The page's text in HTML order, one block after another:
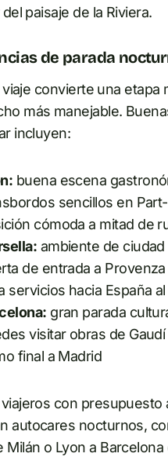
paisaje de la Riviera.
de parada
viaje convierte una etapa
más manejable.
incluyen:
buena escena
sencillos en
cómoda a mitad de
ambiente de ciudad
de entrada a
servicios hacia España
gran parada
visitar obras de
final a Madrid
con presupuesto
autocares nocturnos,
Milán o Lyon a